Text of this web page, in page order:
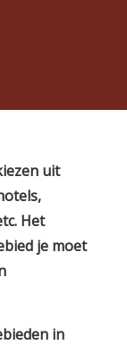
uit
Het
je moet
in